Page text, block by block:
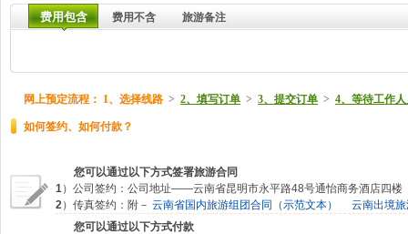
费用包含 费用不含 旅游备注
网上预定流程： 1、选择线路 > 2、填写订单 > 3、提交订单 > 4、等待工作
如何签约、如何付款？
您可以通过以下方式签署旅游合同
1）公司签约：公司地址——云南省昆明市永平路48号通怡商务酒店四楼
2）传真签约：附－ 云南省国内旅游组团合同（示范文本）
云南出境
您可以通过以下方式付款